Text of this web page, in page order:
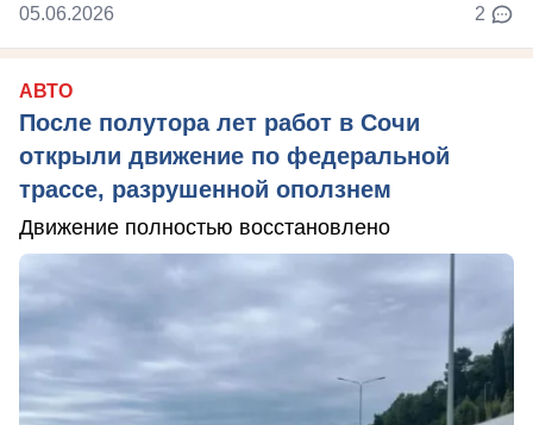
05.06.2026 2
АВТО
После полутора лет работ в Сочи
открыли движение по федеральной
трассе, разрушенной оползнем
Движение полностью восстановлено